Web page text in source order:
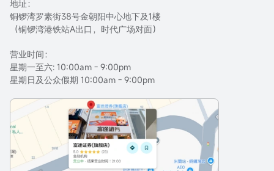
地址：
铜锣湾罗素街38号金朝阳中心地下及1楼
（铜锣湾港铁站A出口，时代广场对面）
营业时间：
星期一至六: 10:00am - 9:00pm
星期日及公众假期 10:00am - 9:00pm